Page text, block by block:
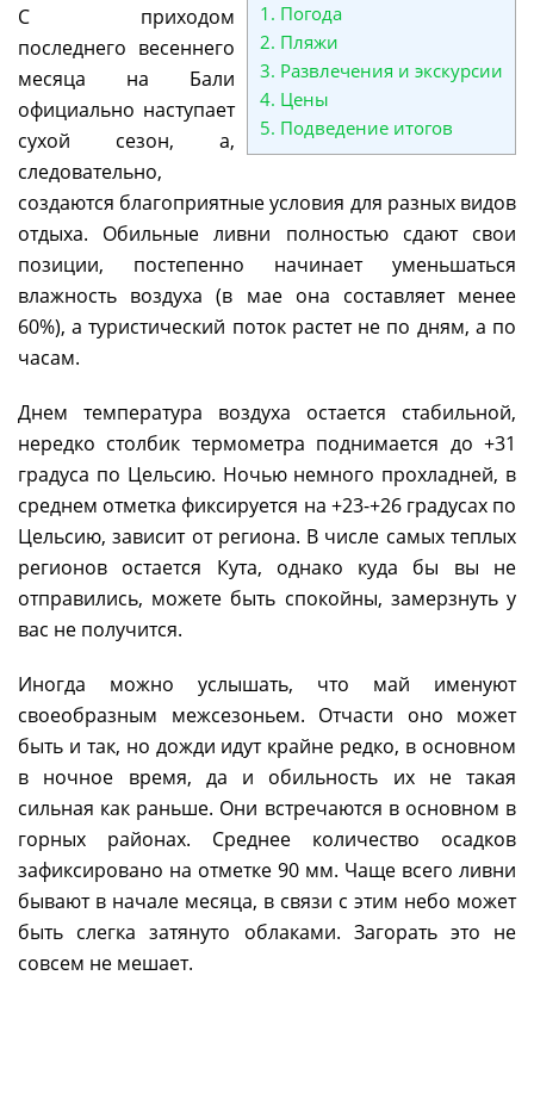
1. Погода
2. Пляжи
3. Развлечения и экскурсии
4. Цены
5. Подведение итогов
С приходом
последнего весеннего
месяца на Бали
официально наступает
сухой сезон, а,
следовательно,
создаются благоприятные условия для разных видов
отдыха. Обильные ливни полностью сдают свои
позиции, постепенно начинает уменьшаться
влажность воздуха (в мае она составляет менее
60%), а туристический поток растет не по дням, а по
часам.
Днем температура воздуха остается стабильной,
нередко столбик термометра поднимается до +31
градуса по Цельсию. Ночью немного прохладней, в
среднем отметка фиксируется на +23-+26 градусах по
Цельсию, зависит от региона. В числе самых теплых
регионов остается Кута, однако куда бы вы не
отправились, можете быть спокойны, замерзнуть у
вас не получится.
Иногда можно услышать, что май именуют
своеобразным межсезоньем. Отчасти оно может
быть и так, но дожди идут крайне редко, в основном
в ночное время, да и обильность их не такая
сильная как раньше. Они встречаются в основном в
горных районах. Среднее количество осадков
зафиксировано на отметке 90 мм. Чаще всего ливни
бывают в начале месяца, в связи с этим небо может
быть слегка затянуто облаками. Загорать это не
совсем не мешает.